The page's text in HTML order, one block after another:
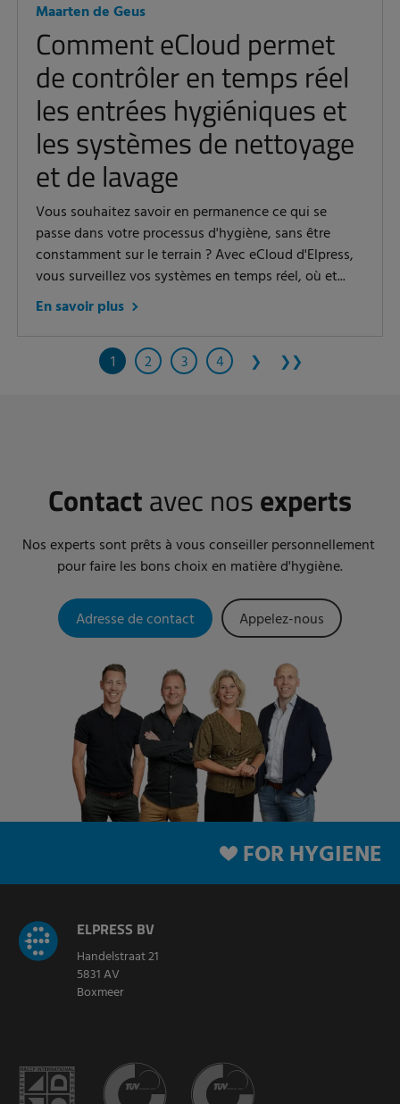
Maarten de Geus
Comment eCloud permet
de contrôler en temps réel
les entrées hygiéniques et
les systèmes de nettoyage
et de lavage
Vous souhaitez savoir en permanence ce qui se
passe dans votre processus d'hygiène, sans être
constamment sur le terrain ? Avec eCloud d'Elpress,
vous surveillez vos systèmes en temps réel, où et...
En savoir plus
1 2 3 4 ❯ ❯❯
Contactavec nosexperts
Nos experts sont prêts à vous conseiller personnellement
pour faire les bons choix en matière d'hygiène.
Adresse de contact Appelez-nous
FOR HYGIENE
ELPRESS BV
Handelstraat 21
5831 AV
Boxmeer